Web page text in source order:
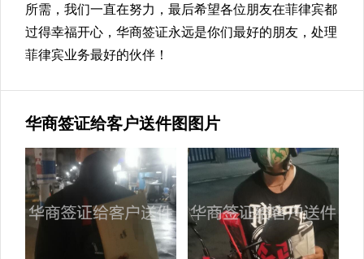
所需，我们一直在努力，最后希望各位朋友在菲律宾都
过得幸福开心，华商签证永远是你们最好的朋友，处理
菲律宾业务最好的伙伴！
华商签证给客户送件图图片